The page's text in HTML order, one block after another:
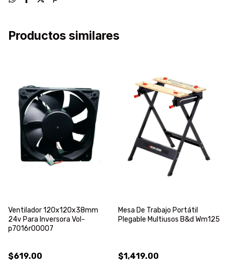
Productos similares
Ventilador 120x120x38mm
24v Para Inversora Vol-
p7016r00007
$619.00
Mesa De Trabajo Portátil
Plegable Multiusos B&d Wm125
$1,419.00